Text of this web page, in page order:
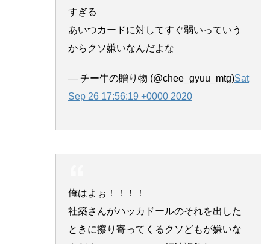
すぎる
あいつカードに対してすぐ弱いっていう
からクソ嫌いなんだよな
— チー牛の贈り物 (@chee_gyuu_mtg)Sat
Sep 26 17:56:19 +0000 2020
俺はよぉ！！！！
社築さんがハッカドールのそれを出した
ときに擦り寄ってくるクソどもが嫌いな